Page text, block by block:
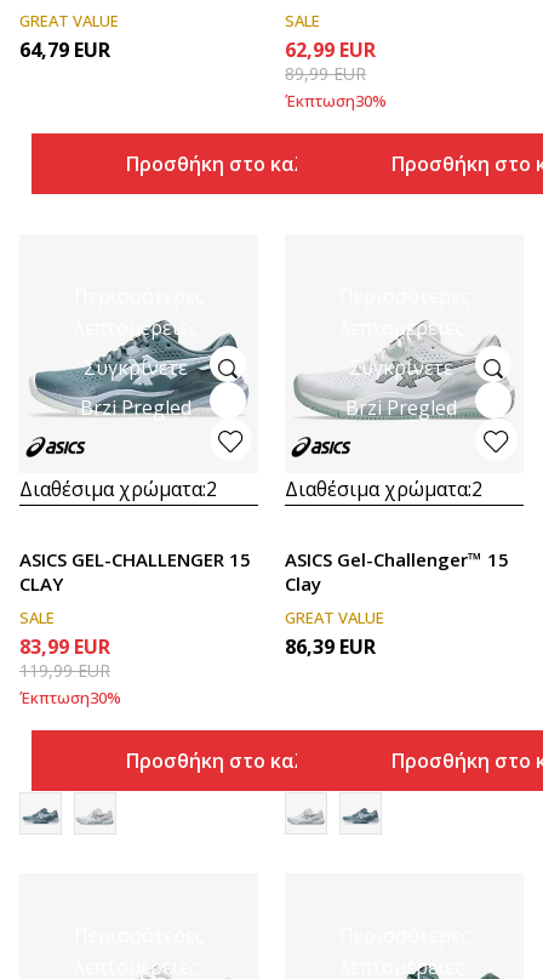
GREAT VALUE
64,79 EUR
Προσθήκη στο καλάθι
SALE
62,99 EUR
89,99EUR
Έκπτωση30%
Προσθήκη στο
λεπτομέρειες
Συγκρίνετε
Brzi Pregled
Διαθέσιμα χρώματα:2
ASICS GEL-CHALLENGER 15
CLAY
SALE
83,99 EUR
119,99EUR
Έκπτωση30%
Προσθήκη στο καλάθι
λεπτομέρειες
Συγκρίνετε
Brzi Pregled
Διαθέσιμα χρώματα:2
ASICS Gel-Challenger™ 15
Clay
GREAT VALUE
86,39 EUR
Προσθήκη στο
λεπτομέρειες
λεπτομέρειες